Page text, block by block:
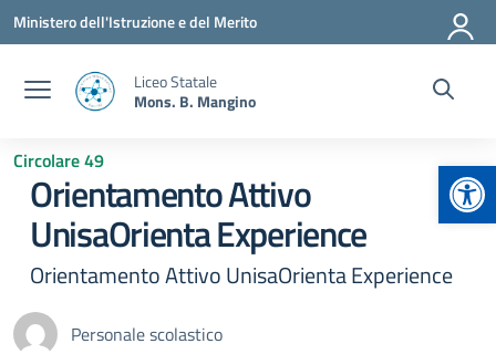
Vai ai contenuti
Vai al menu di navigazione
Vai al footer
Ministero dell'Istruzione e del Merito
Liceo Statale
Mons. B. Mangino
Circolare 49
Orientamento Attivo
UnisaOrienta Experience
Orientamento Attivo UnisaOrienta Experience
Personale scolastico